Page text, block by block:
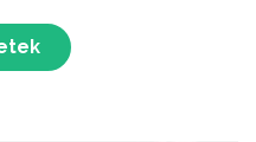
el a színpadra,